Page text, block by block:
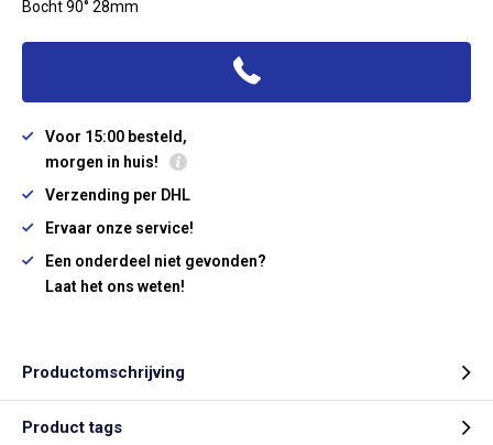
Bocht 90° 28mm
Voor 15:00 besteld,
morgen in huis!
Verzending per DHL
Ervaar onze service!
Een onderdeel niet gevonden?
Laat het ons weten!
Productomschrijving
Product tags